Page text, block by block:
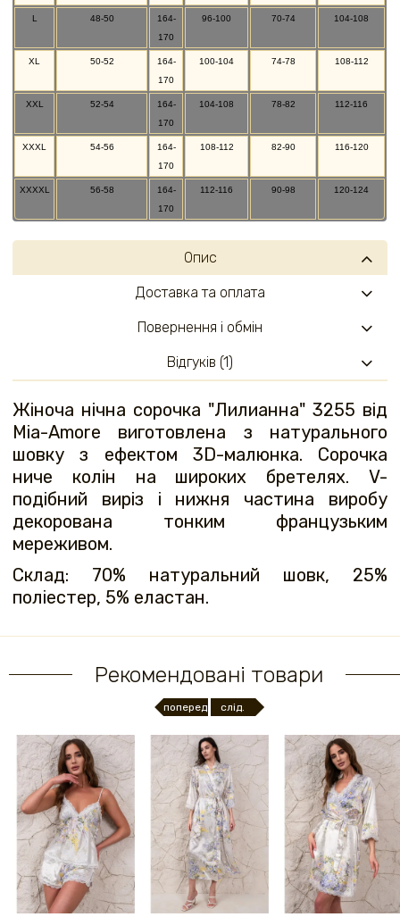
L 48-50
164-
170
96-100 70-74 104-108
XL 50-52
164-
170
100-104 74-78 108-112
XXL 52-54
164-
170
104-108 78-82 112-116
XXXL 54-56
164-
170
108-112 82-90 116-120
XXXXL 56-58
164-
170
112-116 90-98 120-124
Опис
Жіноча нічна сорочка "Лилианна" 3255 від
Mia-Amore виготовлена ​​з натурального
шовку з ефектом 3D-малюнка. Сорочка
ниче колін на широких бретелях. V-
подібний виріз і нижня частина виробу
декорована тонким французьким
мереживом.
Склад: 70% натуральний шовк, 25%
поліестер, 5% еластан.
Доставка та оплата
Повернення і обмін
Відгуків (1)
Рекомендовані товари
поперед. слід.